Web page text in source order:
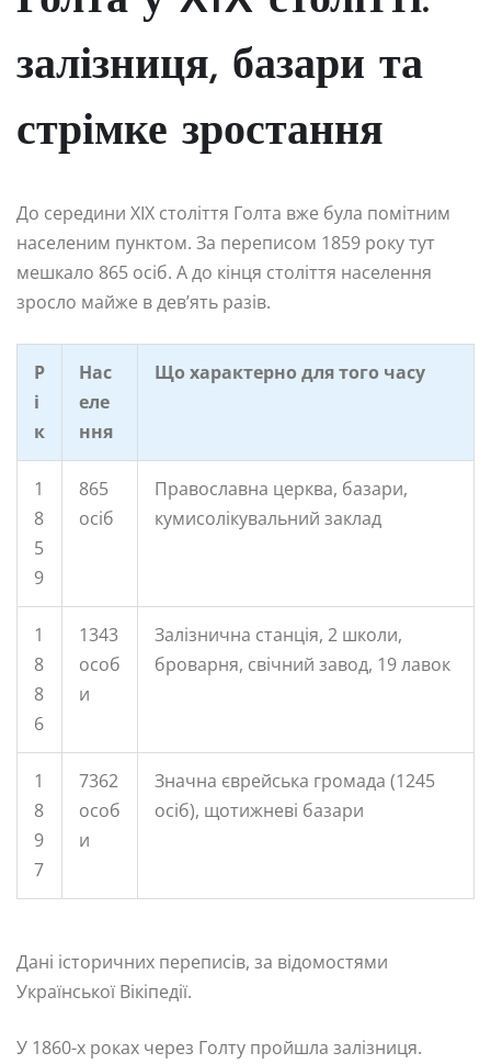
залізниця, базари та
стрімке зростання
До середини XIX століття Голта вже була помітним
населеним пунктом. За переписом 1859 року тут
мешкало 865 осіб. А до кінця століття населення
зросло майже в дев’ять разів.
Р
і
к
Нас
еле
ння
Що характерно для того часу
1
8
5
9
865
осіб
Православна церква, базари,
кумисолікувальний заклад
1
8
8
6
1343
особ
и
Залізнична станція, 2 школи,
броварня, свічний завод, 19 лавок
1
8
9
7
7362
особ
и
Значна єврейська громада (1245
осіб), щотижневі базари
Дані історичних переписів, за відомостями
Української Вікіпедії.
У 1860-х роках через Голту пройшла залізниця.